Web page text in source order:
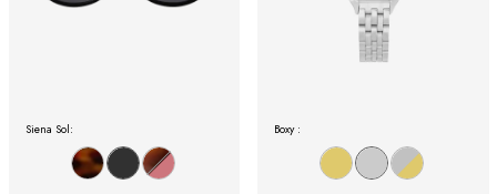
Siena Sol: Boxy :